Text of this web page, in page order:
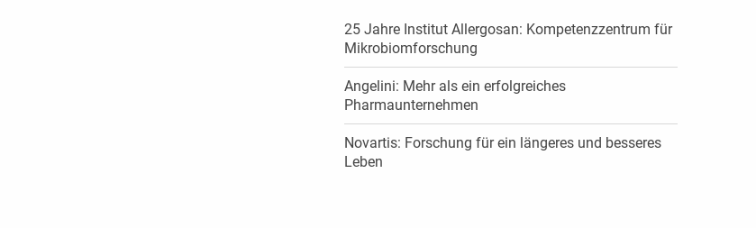
25 Jahre Institut Allergosan: Kompetenzzentrum für
Mikrobiomforschung
Angelini: Mehr als ein erfolgreiches
Pharmaunternehmen
Novartis: Forschung für ein längeres und besseres
Leben